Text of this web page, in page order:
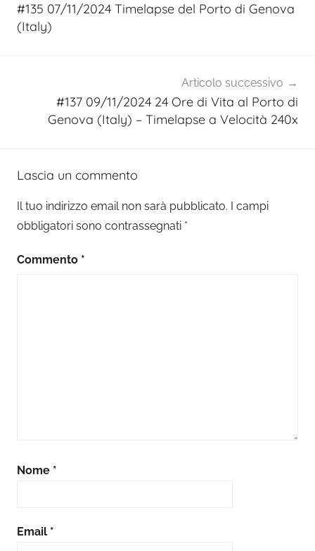
#135 07/11/2024 Timelapse del Porto di Genova
(Italy)
Articolo successivo
#137 09/11/2024 24 Ore di Vita al Porto di
Genova (Italy) – Timelapse a Velocità 240x
Lascia un commento
Il tuo indirizzo email non sarà pubblicato. I campi
obbligatori sono contrassegnati *
Commento *
Nome *
Email *